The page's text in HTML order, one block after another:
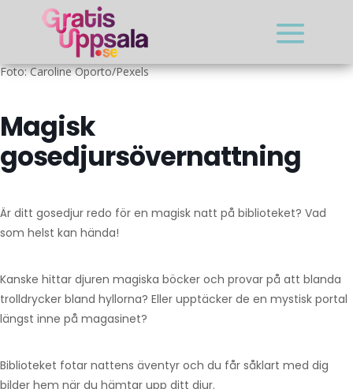
Foto: Caroline Oporto/Pexels
Magisk
gosedjursövernattning
Är ditt gosedjur redo för en magisk natt på biblioteket? Vad
som helst kan hända!
Kanske hittar djuren magiska böcker och provar på att blanda
trolldrycker bland hyllorna? Eller upptäcker de en mystisk portal
längst inne på magasinet?
Biblioteket fotar nattens äventyr och du får såklart med dig
bilder hem när du hämtar upp ditt djur.